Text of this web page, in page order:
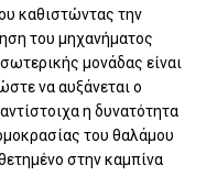
καθιστώντας την
του μηχανήματος
μονάδας είναι
να αυξάνεται ο
η δυνατότητα
του θαλάμου
στην καμπίνα